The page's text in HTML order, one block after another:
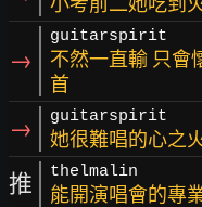
→
guitarspirit
不然一直輸 只會
首
→ guitarspirit
她很難唱的心之
推 thelmalin
能開演唱會的專